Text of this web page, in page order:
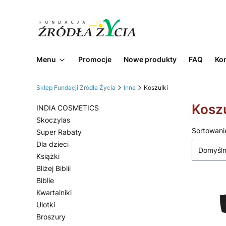
Menu Promocje Nowe produkty FAQ
Sklep Fundacji Źródła Życia Inne Koszulki
INDIA COSMETICS
Skoczylas
Super Rabaty
Dla dzieci
Książki
Bliżej Biblii
Biblie
Kwartalniki
Ulotki
Broszury
Lista